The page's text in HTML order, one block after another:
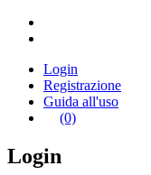
Login
Registrazione
Guida all'uso
(0)
Login